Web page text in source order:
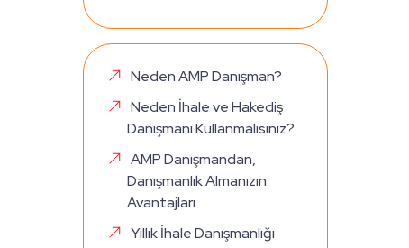
Neden AMP Danışman?
Neden İhale ve Hakediş
Danışmanı Kullanmalısınız?
AMP Danışmandan,
Danışmanlık Almanızın
Avantajları
Yıllık İhale Danışmanlığı